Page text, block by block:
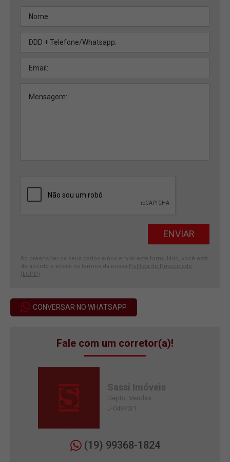
Ao preencher os seus dados e nos enviar este formulário, você está
de acordo e aceita os termos da nossa Política de Privacidade
(LGPD)
CONVERSAR NO WHATSAPP
Fale com um corretor(a)!
Sassi Imóveis
Depto. Vendas
J-04970/1
(19) 99368-1824